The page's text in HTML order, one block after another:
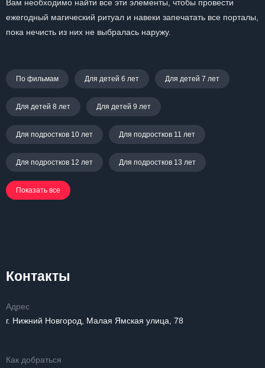
Вам необходимо найти все эти элементы, чтобы провести
ежегодный магический ритуал и навеки запечатать все порталы,
пока нечисть из них не выбралась наружу.
По фильмам Для детей 6 лет Для детей 7 лет
Для детей 8 лет Для детей 9 лет
Для подростков 10 лет Для подростков 11 лет
Для подростков 12 лет Для подростков 13 лет
Показать все
Контакты
Адрес
г. Нижний Новгород, Малая Ямская улица, 78
Как добраться